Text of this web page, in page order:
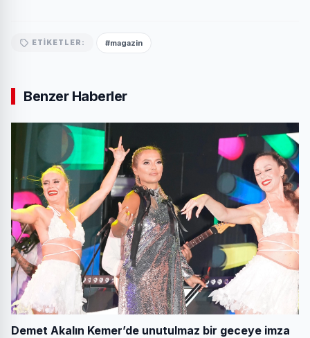
ETIKETLER: #magazin
Benzer Haberler
Demet Akalın Kemer’de unutulmaz bir geceye imza